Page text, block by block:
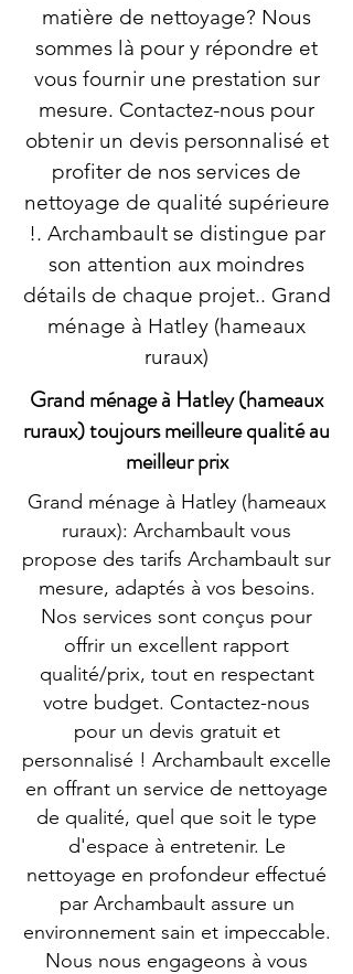
matière de nettoyage? Nous
sommes là pour y répondre et
vous fournir une prestation sur
mesure. Contactez-nous pour
obtenir un devis personnalisé et
profiter de nos services de
nettoyage de qualité supérieure
!. Archambault se distingue par
son attention aux moindres
détails de chaque projet.. Grand
ménage à Hatley (hameaux
ruraux)
Grand ménage à Hatley (hameaux
ruraux) toujours meilleure qualité au
meilleur prix
Grand ménage à Hatley (hameaux
ruraux): Archambault vous
propose des tarifs Archambault sur
mesure, adaptés à vos besoins.
Nos services sont conçus pour
offrir un excellent rapport
qualité/prix, tout en respectant
votre budget. Contactez-nous
pour un devis gratuit et
personnalisé ! Archambault excelle
en offrant un service de nettoyage
de qualité, quel que soit le type
d'espace à entretenir. Le
nettoyage en profondeur effectué
par Archambault assure un
environnement sain et impeccable.
Nous nous engageons à vous